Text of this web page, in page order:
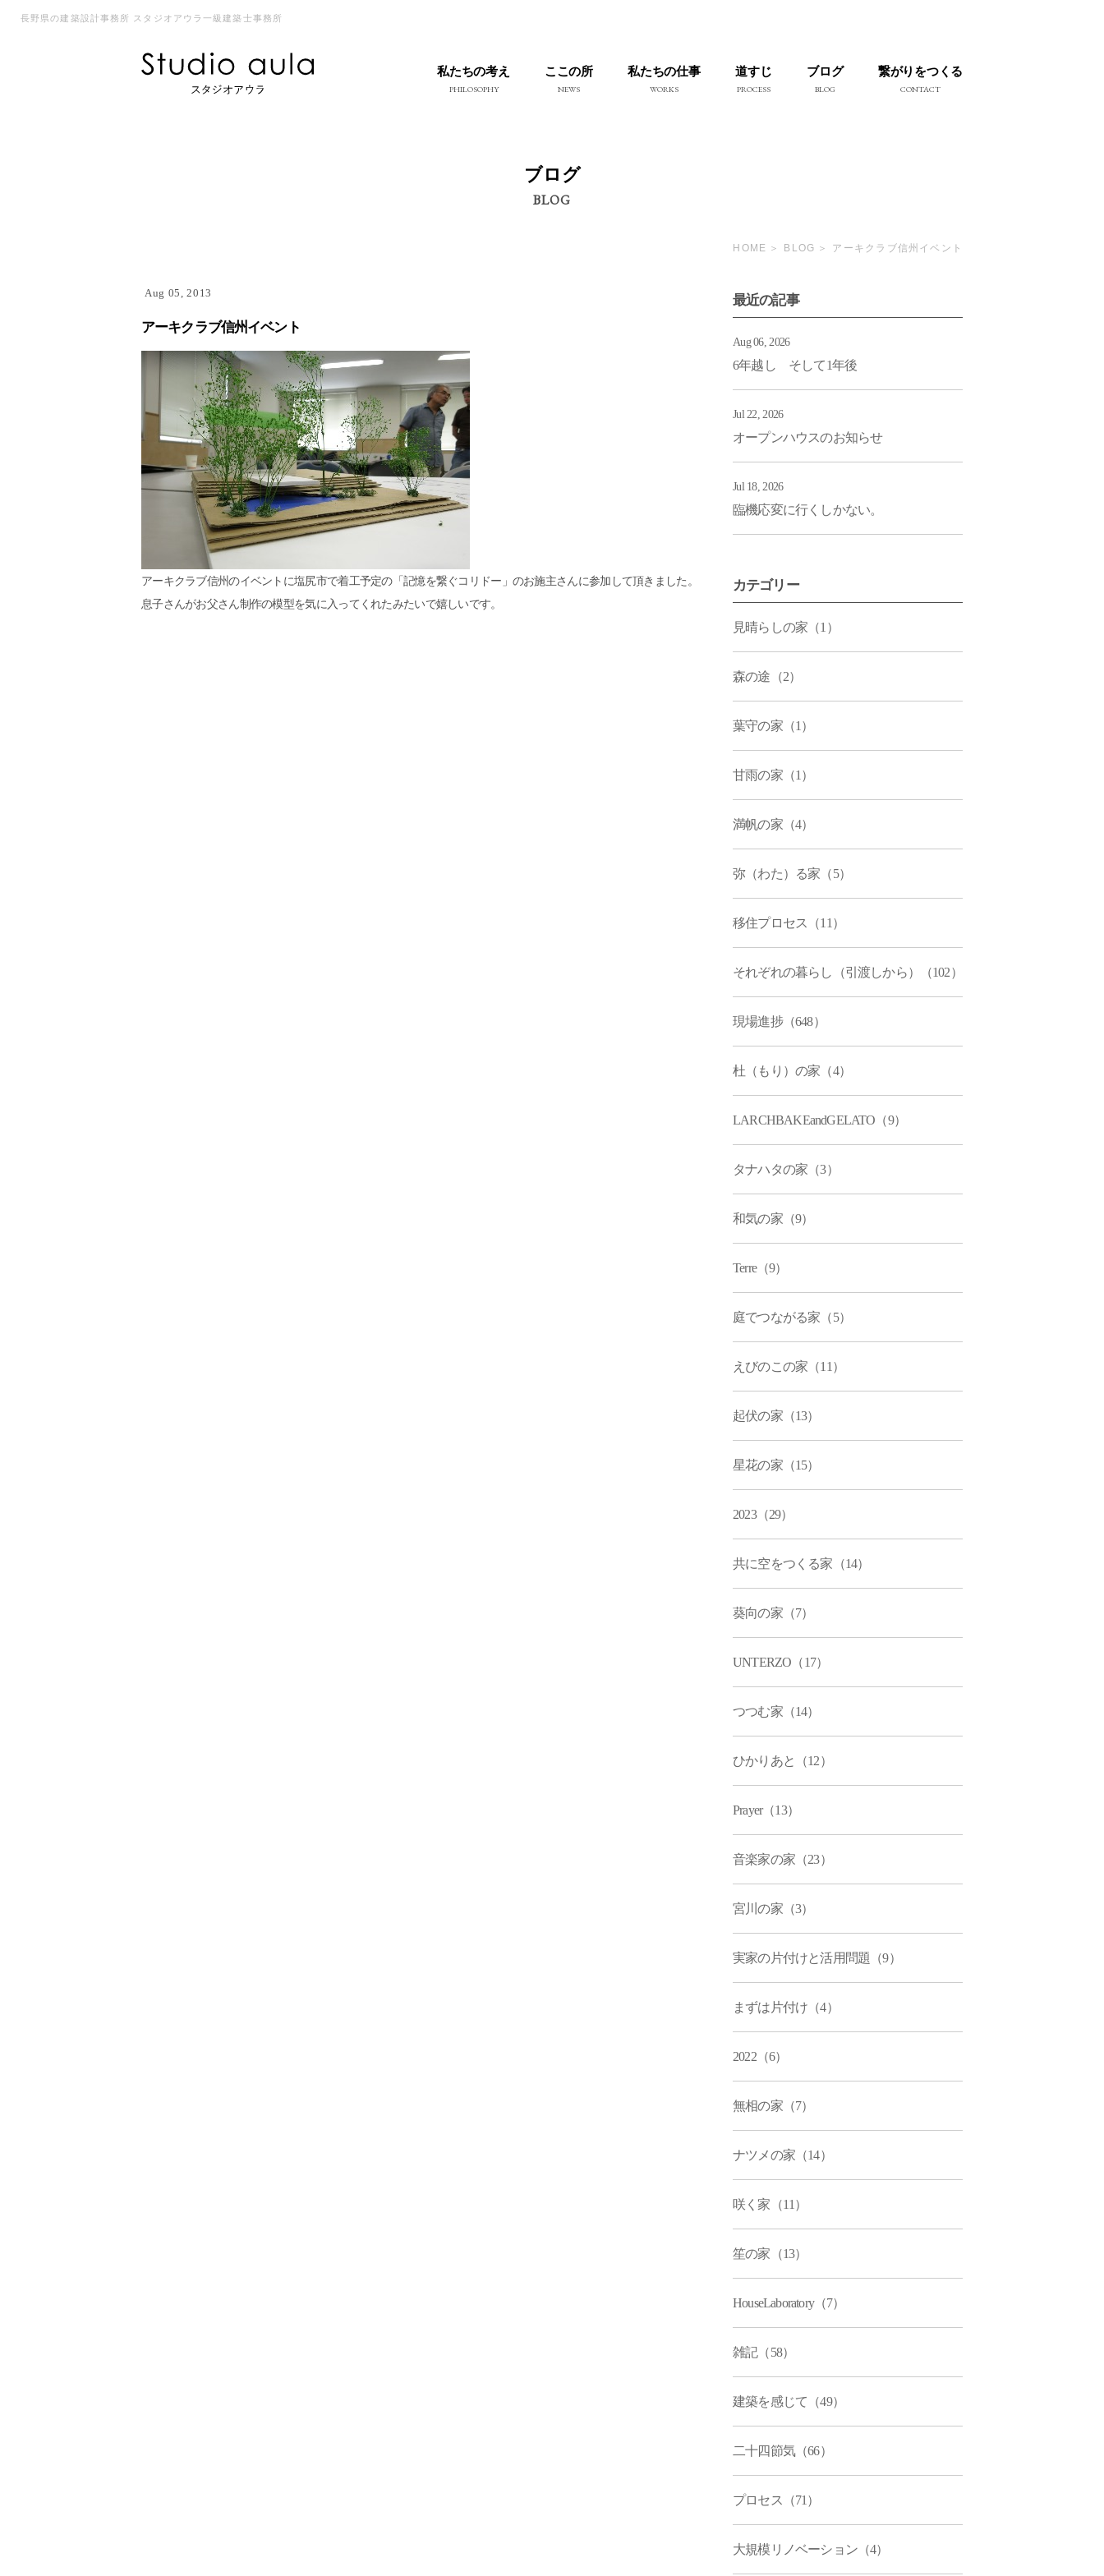
長野県の建築設計事務所 スタジオアウラ一級建築士事務所
私たちの考え
PHILOSOPHY
ここの所
NEWS
私たちの仕事
WORKS
道すじ
PROCESS
ブログ
BLOG
繋がりをつくる
CONTACT
ブログ
BLOG
HOME BLOG アーキクラブ信州イベント
Aug 05, 2013
アーキクラブ信州イベント
アーキクラブ信州のイベントに塩尻市で着工予定の「記憶を繋ぐコリドー」のお施主さんに参加して頂きました。
息子さんがお父さん制作の模型を気に入ってくれたみたいで嬉しいです。
最近の記事
Aug 06, 2026
6年越し そして1年後
Jul 22, 2026
オープンハウスのお知らせ
Jul 18, 2026
臨機応変に行くしかない。
カテゴリー
見晴らしの家（1）
森の途（2）
葉守の家（1）
甘雨の家（1）
満帆の家（4）
弥（わた）る家（5）
移住プロセス（11）
それぞれの暮らし（引渡しから）（102）
現場進捗（648）
杜（もり）の家（4）
LARCHBAKEandGELATO（9）
タナハタの家（3）
和気の家（9）
Terre（9）
庭でつながる家（5）
えびのこの家（11）
起伏の家（13）
星花の家（15）
2023（29）
共に空をつくる家（14）
葵向の家（7）
UNTERZO（17）
つつむ家（14）
ひかりあと（12）
Prayer（13）
音楽家の家（23）
宮川の家（3）
実家の片付けと活用問題（9）
まずは片付け（4）
2022（6）
無相の家（7）
ナツメの家（14）
咲く家（11）
笙の家（13）
HouseLaboratory（7）
雑記（58）
建築を感じて（49）
二十四節気（66）
プロセス（71）
大規模リノベーション（4）